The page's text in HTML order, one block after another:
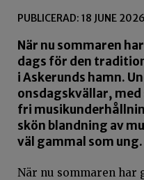
PUBLICERAD: 18 JUNE
När nu sommaren
dags för den
i Askerunds hamn.
onsdagskvällar, med
fri
skön blandning av
väl gammal som ung.
När nu sommaren har